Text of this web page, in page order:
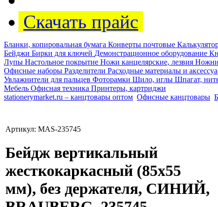
Скачать прайс
Бланки, копировальная бумага Конверты почтовые
Бейджи Бирки для ключей Демонстрационное оборудование
Лупы Настольное покрытие Ножи канцелярские, лезвия
Офисные наборы Разделители Расходные материалы и
Увлажнители для пальцев Фоторамки Шило, иглы Шпагат,
Мебель Офисная техника Принтеры, картриджи
stationerymarket.ru – канцтовары оптом Офисные канцтовары
Артикул: MAS-235745
Бейдж вертикальный
жесткокаркасный (85х55
мм), без держателя, СИНИЙ,